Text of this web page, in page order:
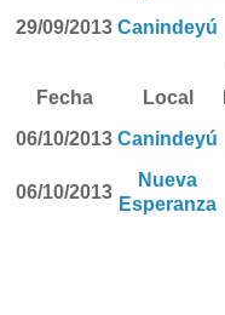
29/09/2013 Canindeyú
Fecha
Local
06/10/2013 Canindeyú
06/10/2013
Nueva
Esperanza